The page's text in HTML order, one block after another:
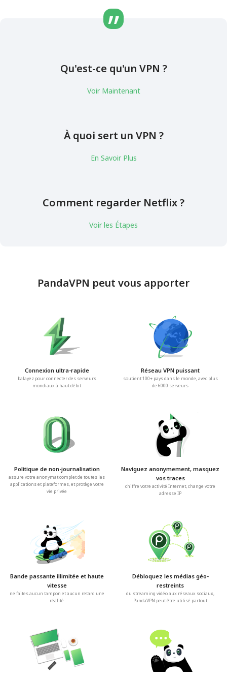
Qu'est-ce qu'un VPN ?
Voir Maintenant
À quoi sert un VPN ?
En Savoir Plus
Comment regarder Netflix ?
Voir les Étapes
PandaVPN peut vous apporter
Connexion ultra-rapide
balayez pour connecter des serveurs
mondiaux à haut débit
Réseau VPN puissant
soutient 100+ pays dans le monde, avec plus
de 6000 serveurs
Politique de non-journalisation
assure votre anonymat complet de toutes les
applications et plateformes, et protège votre
vie privée
Naviguez anonymement, masquez
vos traces
chiffre votre activité Internet, change votre
adresse IP
Bande passante illimitée et haute
vitesse
ne faites aucun tampon et aucun retard une
réalité
Débloquez les médias géo-
restreints
du streaming vidéo aux réseaux sociaux,
PandaVPN peut être utilisé partout